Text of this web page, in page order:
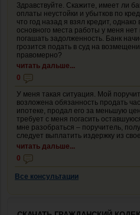
Здравствуйте. Скажите, имеет ли
оплаты неустойки и убытков по
что год назад я взял кредит,
основного места работы у меня
погашать задолженность. Банк
грозится подать в суд на
правомерно?
читать дальше...
0
У меня такая ситуация. Мой
возложена обязанность продать
ипотеке, продал его за меньшую
требует с меня погасить
мне разобраться – поручитель,
следует выплатить издержку из
читать дальше...
0
Все консультации